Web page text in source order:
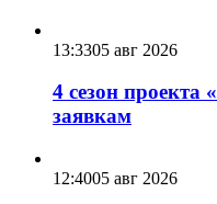
13:3305 авг 2026
4 сезон
заявкам
12:4005 авг 2026